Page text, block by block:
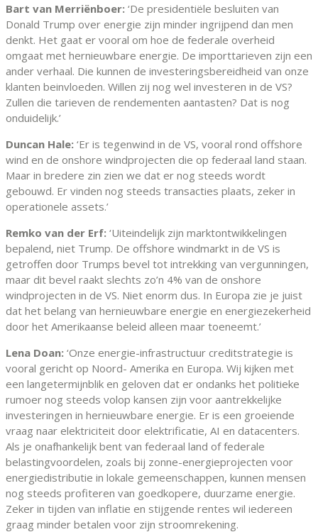
Bart van Merriënboer: ‘De presidentiële besluiten van
Donald Trump over energie zijn minder ingrijpend dan men
denkt. Het gaat er vooral om hoe de federale overheid
omgaat met hernieuwbare energie. De importtarieven zijn een
ander verhaal. Die kunnen de investeringsbereidheid van onze
klanten beinvloeden. Willen zij nog wel investeren in de VS?
Zullen die tarieven de rendementen aantasten? Dat is nog
onduidelijk.’
Duncan Hale: ‘Er is tegenwind in de VS, vooral rond offshore
wind en de onshore windprojecten die op federaal land staan.
Maar in bredere zin zien we dat er nog steeds wordt
gebouwd. Er vinden nog steeds transacties plaats, zeker in
operationele assets.’
Remko van der Erf: ‘Uiteindelijk zijn marktontwikkelingen
bepalend, niet Trump. De offshore windmarkt in de VS is
getroffen door Trumps bevel tot intrekking van vergunningen,
maar dit bevel raakt slechts zo’n 4% van de onshore
windprojecten in de VS. Niet enorm dus. In Europa zie je juist
dat het belang van hernieuwbare energie en energiezekerheid
door het Amerikaanse beleid alleen maar toeneemt.’
Lena Doan: ‘Onze energie-infrastructuur creditstrategie is
vooral gericht op Noord- Amerika en Europa. Wij kijken met
een langetermijnblik en geloven dat er ondanks het politieke
rumoer nog steeds volop kansen zijn voor aantrekkelijke
investeringen in hernieuwbare energie. Er is een groeiende
vraag naar elektriciteit door elektrificatie, AI en datacenters.
Als je onafhankelijk bent van federaal land of federale
belastingvoordelen, zoals bij zonne-energieprojecten voor
energiedistributie in lokale gemeenschappen, kunnen mensen
nog steeds profiteren van goedkopere, duurzame energie.
Zeker in tijden van inflatie en stijgende rentes wil iedereen
graag minder betalen voor zijn stroomrekening.